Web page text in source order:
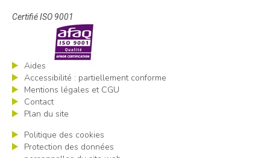
Certifié ISO 9001
Aides
Accessibilité : partiellement conforme
Mentions légales et CGU
Contact
Plan du site
Politique des cookies
Protection des données